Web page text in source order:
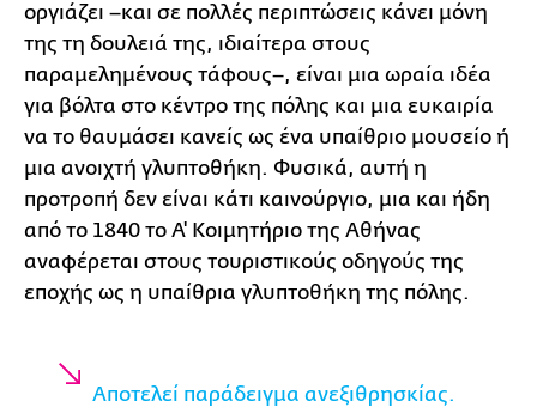
οργιάζει –και σε πολλές περιπτώσεις κάνει μόνη
της τη δουλειά της, ιδιαίτερα στους
παραμελημένους τάφους–, είναι μια ωραία ιδέα
για βόλτα στο κέντρο της πόλης και μια ευκαιρία
να το θαυμάσει κανείς ως ένα υπαίθριο μουσείο ή
μια ανοιχτή γλυπτοθήκη. Φυσικά, αυτή η
προτροπή δεν είναι κάτι καινούργιο, μια και ήδη
από το 1840 το Α' Κοιμητήριο της Αθήνας
αναφέρεται στους τουριστικούς οδηγούς της
εποχής ως η υπαίθρια γλυπτοθήκη της πόλης.
Αποτελεί παράδειγμα ανεξιθρησκίας.